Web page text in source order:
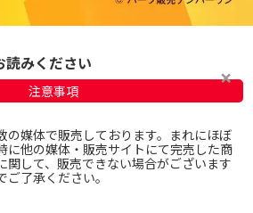
読みください
注意事項
の媒体で販売しております。まれにほぼ
に他の媒体・販売サイトにて完売した商
関して、販売できない場合がございます
ご了承ください。